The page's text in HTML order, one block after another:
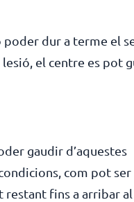
poder dur a terme el
lesió, el centre es pot
gaudir d’aquestes
com pot
restant fins a arribar